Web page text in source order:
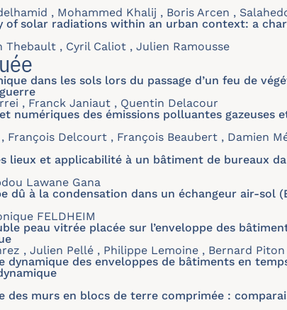
, Mohammed Khalij , Boris Arcen ,
solar radiations within an urban context: a
Thebault , Cyril Caliot , Julien Ramousse
dans les sols lors du passage d’un feu de
, Franck Janiaut , Quentin Delacour
numériques des émissions polluantes gazeuses
François Delcourt , François Beaubert , Damien
lieux et applicabilité à un bâtiment de bureaux
Lawane Gana
dû à la condensation dans un échangeur air-sol
FELDHEIM
peau vitrée placée sur l’enveloppe des
, Julien Pellé , Philippe Lemoine , Bernard Piton
dynamique des enveloppes de bâtiments en
des murs en blocs de terre comprimée :